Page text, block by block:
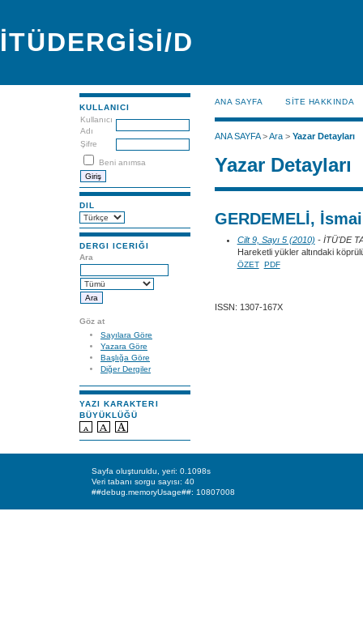
İTÜDERGİSİ/D
KULLANICI
Kullanıcı
Adı
Şifre
Beni anımsa
DIL
DERGI ICERIĞI
Ara
Göz at
Sayılara Göre
Yazara Göre
Başlığa Göre
Diğer Dergiler
YAZI KARAKTERI
BÜYÜKLÜĞÜ
ANA SAYFA SİTE HAKKINDA
ANA SAYFA>Ara> Yazar Detayları
Yazar Detayları
GERDEMELİ,
Cilt 9, Sayı 5 (2010) - İTÜ'DE
Hareketli yükler altındaki
ÖZET PDF
ISSN: 1307-167X
Sayfa oluşturuldu, yeri: 0.1098s
Veri tabanı sorgu sayısı: 40
##debug.memoryUsage##: 10807008